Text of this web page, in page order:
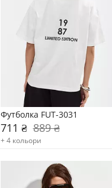
Футболка FUT-3031
711 ₴ 889 ₴
+ 4 кольори